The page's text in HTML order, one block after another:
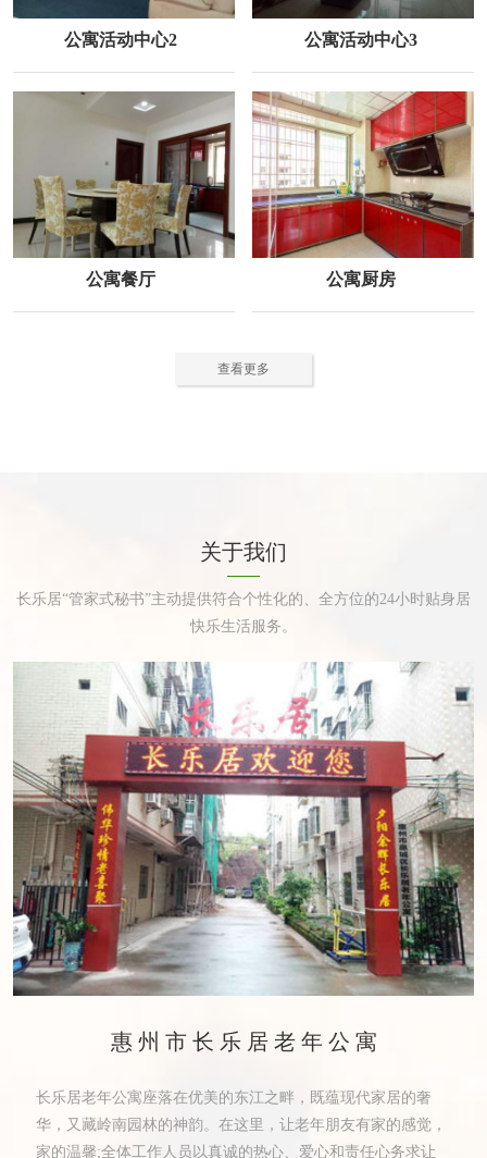
公寓活动中心2 公寓活动中心3
公寓餐厅 公寓厨房
查看更多
关于我们
长乐居“管家式秘书”主动提供符合个性化的、全方位的24小时贴身居
快乐生活服务。
惠州市长乐居老年公寓
长乐居老年公寓座落在优美的东江之畔，既蕴现代家居的奢
华，又藏岭南园林的神韵。在这里，让老年朋友有家的感觉，
家的温馨;全体工作人员以真诚的热心、爱心和责任心务求让